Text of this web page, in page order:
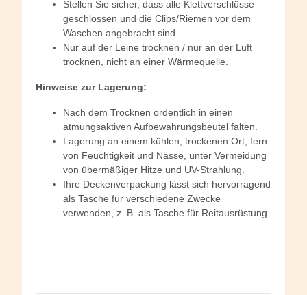
Stellen Sie sicher, dass alle Klettverschlüsse
geschlossen und die Clips/Riemen vor dem
Waschen angebracht sind.
Nur auf der Leine trocknen / nur an der Luft
trocknen, nicht an einer Wärmequelle.
Hinweise zur Lagerung:
Nach dem Trocknen ordentlich in einen
atmungsaktiven Aufbewahrungsbeutel falten.
Lagerung an einem kühlen, trockenen Ort, fern
von Feuchtigkeit und Nässe, unter Vermeidung
von übermäßiger Hitze und UV-Strahlung.
Ihre Deckenverpackung lässt sich hervorragend
als Tasche für verschiedene Zwecke
verwenden, z. B. als Tasche für Reitausrüstung